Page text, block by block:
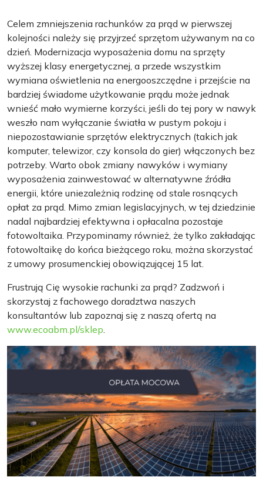
Celem zmniejszenia rachunków za prąd w pierwszej
kolejności należy się przyjrzeć sprzętom używanym na co
dzień. Modernizacja wyposażenia domu na sprzęty
wyższej klasy energetycznej, a przede wszystkim
wymiana oświetlenia na energooszczędne i przejście na
bardziej świadome użytkowanie prądu może jednak
wnieść mało wymierne korzyści, jeśli do tej pory w nawyk
weszło nam wyłączanie światła w pustym pokoju i
niepozostawianie sprzętów elektrycznych (takich jak
komputer, telewizor, czy konsola do gier) włączonych bez
potrzeby. Warto obok zmiany nawyków i wymiany
wyposażenia zainwestować w alternatywne źródła
energii, które uniezależnią rodzinę od stale rosnących
opłat za prąd. Mimo zmian legislacyjnych, w tej dziedzinie
nadal najbardziej efektywna i opłacalna pozostaje
fotowoltaika. Przypominamy również, że tylko zakładając
fotowoltaikę do końca bieżącego roku, można skorzystać
z umowy prosumenckiej obowiązującej 15 lat.
Frustrują Cię wysokie rachunki za prąd? Zadzwoń i
skorzystaj z fachowego doradztwa naszych
konsultantów lub zapoznaj się z naszą ofertą na
www.ecoabm.pl/sklep.